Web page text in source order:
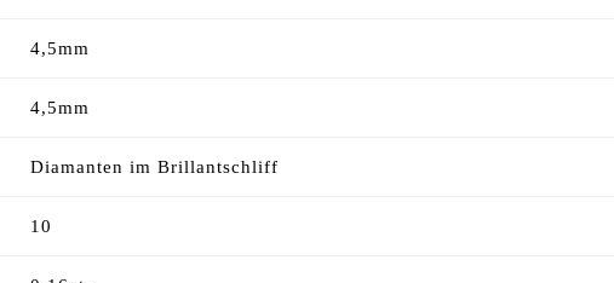
4,5mm
4,5mm
Diamanten im Brillantschliff
10